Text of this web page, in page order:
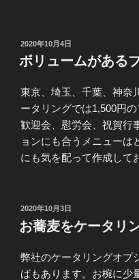
投
稿
日:
2020年10月4日
ボリュームがある
東京、埼玉、千葉、神奈
ータリングでは1,500円
歓迎会、慰労会、祝賀行
ョンにも合うメニューは
にも気を配って作成して
投
稿
日:
2020年10月3日
お蕎麦をケータリ
弊社のケータリングオプ
ばもあります。お椀に少